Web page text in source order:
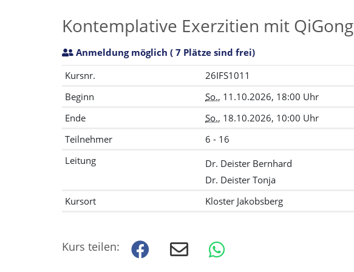
Kontemplative Exerzitien mit QiGong
Anmeldung möglich ( 7 Plätze sind frei)
Kursnr.
26IFS1011
Beginn
So., 11.10.2026, 18:00 Uhr
Ende
So., 18.10.2026, 10:00 Uhr
Teilnehmer
6 - 16
Leitung
Dr. Deister Bernhard
Dr. Deister Tonja
Kursort
Kloster Jakobsberg
Kurs teilen: